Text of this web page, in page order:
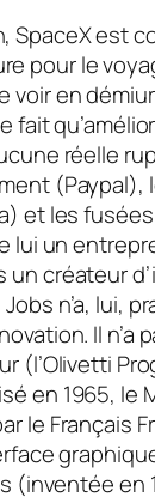
SpaceX est
pour le
voir en
fait
réelle
(Paypal),
et les
lui un
un créateur
n’a, lui,
Il n’a
(l’Olivetti
en 1965, le
le Français
(inventée en